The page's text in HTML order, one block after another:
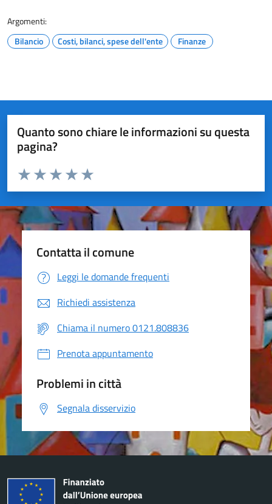
Argomenti:
Bilancio
Costi, bilanci, spese dell'ente Finanze
Quanto sono chiare le informazioni su questa
pagina?
Valuta da 1 a 5 stelle la pagina
Valuta 5 stelle su 5
Valuta 4 stelle su 5
Valuta 3 stelle su 5
Valuta 2 stelle su 5
Valuta 1 stelle su 5
Contatta il comune
Leggi le domande frequenti
Richiedi assistenza
Chiama il numero 0121.808836
Prenota appuntamento
Problemi in città
Segnala disservizio